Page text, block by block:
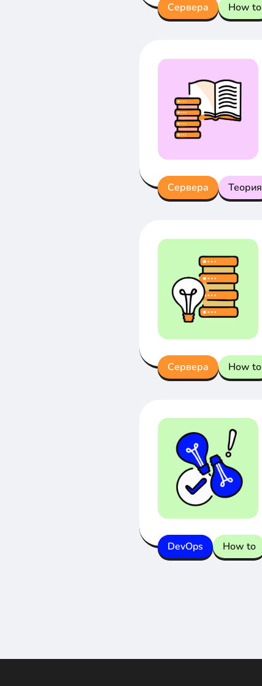
Сервера How to
Сервера Теория
Сервера How to
DevOps How to